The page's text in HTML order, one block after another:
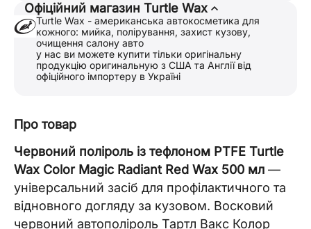
Офіційний магазин Turtle Wax
Turtle Wax - американська автокосметика для
кожного: мийка, полірування, захист кузову,
очищення салону авто
у нас ви можете купити тільки оригінальну
продукцію оригинальную з США та Англії від
офіційного імпортеру в Україні
Про товар
Червоний поліроль із тефлоном PTFE Turtle
Wax Color Magic Radiant Red Wax 500 мл —
універсальний засіб для профілактичного та
відновного догляду за кузовом. Восковий
червоний автополіроль Тартл Вакс Колор